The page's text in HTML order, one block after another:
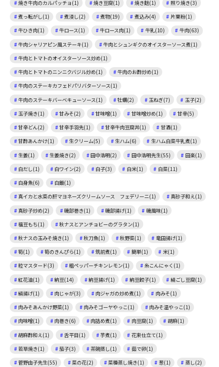
焼き牛肉のカルパッチョ(1) 焼き豆腐(1) 焼き麩(1)
照り焼き(3)
煮っ転がし(1)
煮浸し(2) 煮物(19) 煮込み(4)
片栗粉(1)
牛ひき肉(1)
牛ロース(1) 牛ロース肉(1) 牛乳(10)
牛肉(63)
牛肉シャリアピン風ステーキ(1)
牛肉とシュンギクのオイスターソース煮(1)
牛肉とトマトのオイスターソース炒め(1)
牛肉とトマトのニンニクバジル炒め(1)
牛肉のお酢炒め(1)
牛肉のステーキカフェドパリバターソース(1)
牛肉のステーキバーベキューソース(1)
牡蠣(2) 玉ねぎ(7)
玉子(2)
玉子焼き(1)
甘みそ(2) 甘味噌(1) 甘味噌炒め(1)
甘辛(5)
甘辛どん(2)
甘辛手羽先(1) 甘辛牛肉豆腐丼(1)
甘酒(1)
甘酢あんかけ(1)
生クリーム(5) 生ハム(6)
生ハム白菜牛乳煮(1)
生姜(1)
生姜焼き(2) 田中浩明(2) 田中浩明先生(55)
田楽(1)
白だし(1)
白ワイン(2) 白子(3) 白米(1)
白菜(11)
白身魚(6)
白飯(1)
真イカと水菜の肝マヨネーズクリームソース フェデリーニ(1)
真砂子和え(1)
真砂子炒め(2)
磯部巻き(1) 磯部揚げ(1)
磯風味(1)
福豆もち(1)
秋ナスとアンチョビーのグラタン(1)
秋ナスの玉みそ焼き(1)
秋刀魚(1) 秋野菜(1)
竜田揚げ(1)
筍(1)
筍のきんぴら(1) 筑前煮(1) 簡単(1)
米(1)
粒マスタード(3)
粗ペッパーチキンレモン(1)
糸こんにゃく(1)
紅花油(1)
納豆(14) 納豆揚げ(1) 納豆餃子(1)
絹ごし豆腐(1)
絹揚げ(1)
肉じゃが(3) 肉ジャガの炒め煮(1)
肉みそ(1)
肉みそあんかけ野菜(1)
肉みそゴーヤやっこ(1)
肉みそ温やっこ(1)
肉味噌(1)
肉巻き(6) 肉詰め煮(1) 肉豆腐(1)
胡麻(1)
胡麻酢和え(1)
舌平目(1) 芋煮(1)
花束仕立て(1)
若草焼き(1)
茄子(3) 茶碗蒸し(1)
茹で卵(1)
菅野由子先生(55)
菜の花(2) 菜種蒸し焼き(1) 葱(1)
蒸し(2)